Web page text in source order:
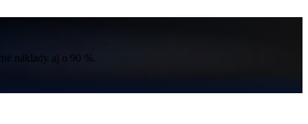
náklady aj o 90 %.